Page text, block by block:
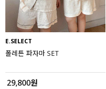
E.SELECT
폴레튼 파자마 SET
29,800원